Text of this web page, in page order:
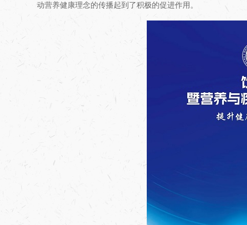
动营养健康理念的传播起到了积极的促进作用。